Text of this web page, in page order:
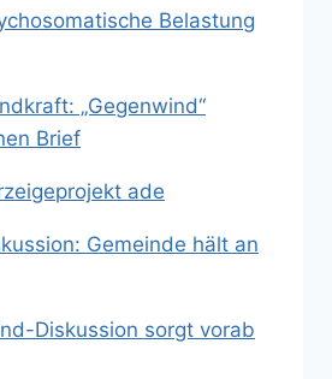
Belastung
„Gegenwind“
Brief
ade
Gemeinde hält an
Diskussion sorgt vorab